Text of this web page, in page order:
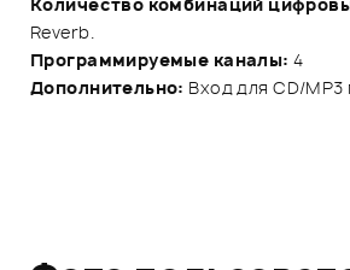
Reverb.
Программируемые каналы: 4
Дополнительно: Вход для CD/MP3